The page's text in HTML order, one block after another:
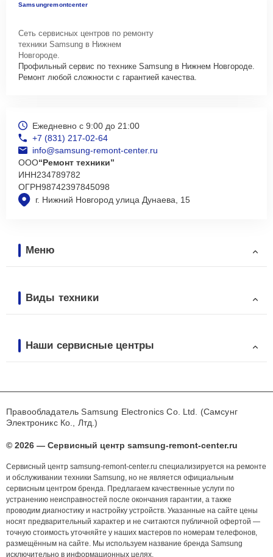
Samsungremontcenter
Сеть сервисных центров по ремонту
техники Samsung в Нижнем
Новгороде.
Профильный сервис по технике Samsung в Нижнем Новгороде.
Ремонт любой сложности с гарантией качества.
г. Нижний Новгород улица Дунаева, 15
Ежедневно с 9:00 до 21:00
+7 (831) 217-02-64
info@samsung-remont-center.ru
ООО“Ремонт техники”
ИНН234789782
ОГРН98742397845098
Меню
Виды техники
Наши сервисные центры
Правообладатель Samsung Electronics Co. Ltd. (Самсунг
Электроникс Ко., Лтд.)
© 2026 — Сервисный центр samsung-remont-center.ru
Сервисный центр samsung-remont-center.ru специализируется на ремонте
и обслуживании техники Samsung, но не является официальным
сервисным центром бренда. Предлагаем качественные услуги по
устранению неисправностей после окончания гарантии, а также
проводим диагностику и настройку устройств. Указанные на сайте цены
носят предварительный характер и не считаются публичной офертой —
точную стоимость уточняйте у наших мастеров по номерам телефонов,
размещённым на сайте. Мы используем название бренда Samsung
исключительно в информационных целях.